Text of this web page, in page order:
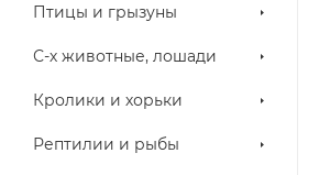
Птицы и грызуны
С-х животные, лошади
Кролики и хорьки
Рептилии и рыбы